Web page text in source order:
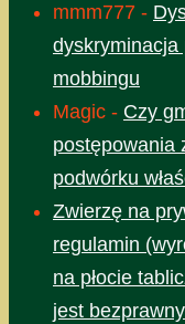
mmm777 -
dyskryminacja
mobbingu
Magic - Czy
postępowania
podwórku
Zwierzę na
regulamin
na płocie
jest bezprawny